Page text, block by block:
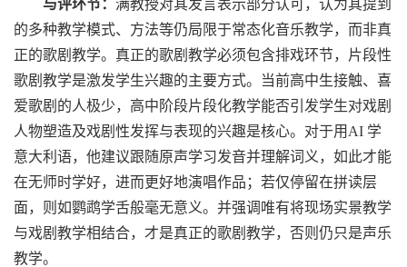
与评环节： 满教授对其发言表示部分认可，认为其提到
的多种教学模式、方法等仍局限于常态化音乐教学，而非真
正的歌剧教学。真正的歌剧教学必须包含排戏环节，片段性
歌剧教学是激发学生兴趣的主要方式。当前高中生接触、喜
爱歌剧的人极少，高中阶段片段化教学能否引发学生对戏剧
人物塑造及戏剧性发挥与表现的兴趣是核心。对于用 AI 学
意大利语，他建议跟随原声学习发音并理解词义，如此才能
在无师时学好，进而更好地演唱作品；若仅停留在拼读层
面，则如鹦鹉学舌般毫无意义。并强调唯有将现场实景教学
与戏剧教学相结合，才是真正的歌剧教学，否则仍只是声乐
教学。